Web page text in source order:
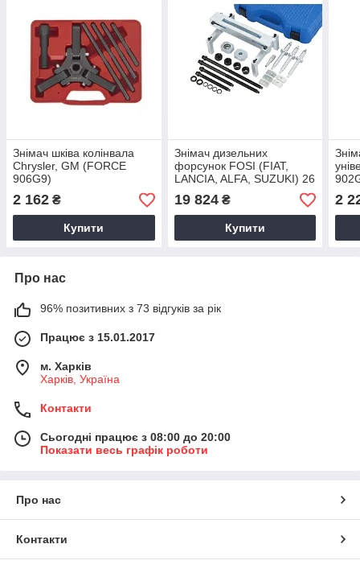
Знімач шківа колінвала
Chrysler, GM (FORCE
906G9)
2 162 ₴
Купити
Знімач дизельних
форсунок FOSI (FIAT,
LANCIA, ALFA, SUZUKI) 26
пр. (FORCE 926G1)
19 824₴
Купити
2
Про нас
96% позитивних з 73 відгуків за рік
Працює з 15.01.2017
м. Харків
Харків, Україна
Контакти
Сьогодні працює з 08:00 до 20:00
Показати весь графік роботи
Про нас
Контакти